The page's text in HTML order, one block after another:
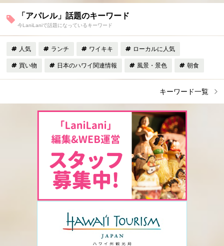
「アパレル」話題のキーワード
今LaniLaniで話題になっているキーワード
人気 ランチ ワイキキ ローカルに人気
買い物 日本のハワイ関連情報 風景・景色 朝食
キーワード一覧